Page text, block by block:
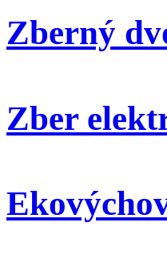
Zberný
Zber